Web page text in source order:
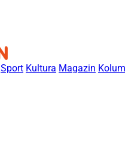
Sport Kultura Magazin